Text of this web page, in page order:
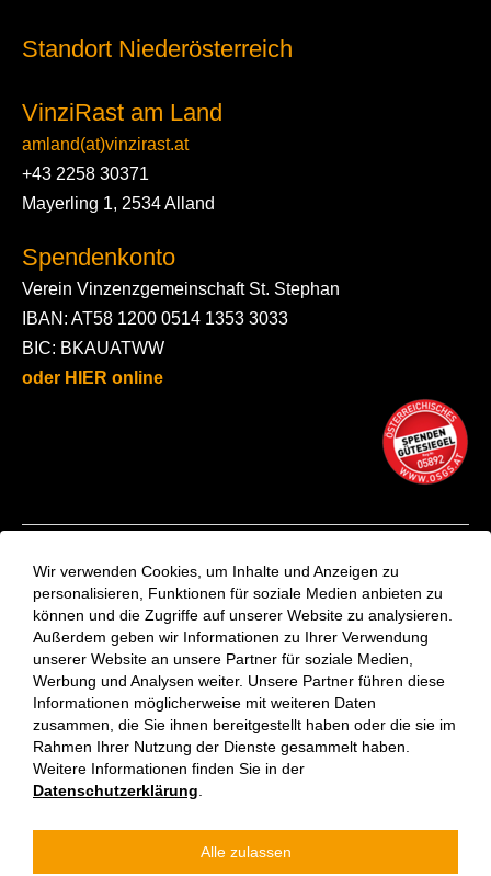
Standort Niederösterreich
VinziRast am Land
amland(at)vinzirast.at
+43 2258 30371
Mayerling 1, 2534 Alland
Spendenkonto
Verein Vinzenzgemeinschaft St. Stephan
IBAN: AT58 1200 0514 1353 3033
BIC: BKAUATWW
oder HIER online
Kontakt
Aktuelles
VinziRast-Newsletter
Impressum
Datenschutzerklärung
Wir verwenden Cookies, um Inhalte und Anzeigen zu
personalisieren, Funktionen für soziale Medien anbieten zu
können und die Zugriffe auf unserer Website zu analysieren.
Außerdem geben wir Informationen zu Ihrer Verwendung
unserer Website an unsere Partner für soziale Medien,
Werbung und Analysen weiter. Unsere Partner führen diese
Informationen möglicherweise mit weiteren Daten
zusammen, die Sie ihnen bereitgestellt haben oder die sie im
Rahmen Ihrer Nutzung der Dienste gesammelt haben.
Weitere Informationen finden Sie in der
Datenschutzerklärung
Alle zulassen